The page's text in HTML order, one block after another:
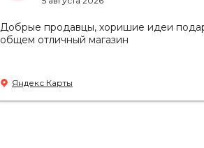
Добрые продавцы, хоришие идеи
общем отличный магазин
Яндекс Карты